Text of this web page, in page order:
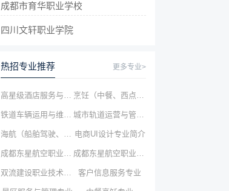
成都市育华职业学校
四川文轩职业学院
热招专业推荐 更多专业>
高星级酒店服务与管理专业 烹饪（中餐、西点、烘焙）专业
铁道车辆运用与维修专业 城市轨道运营与管理专业
海航（船舶驾驶、轮机工程） 电商UI设计专业简介
成都东星航空职业学校高铁乘务 成都东星航空职业学校航空服务
双流建设职业技术学校航空服务 客户信息服务专业